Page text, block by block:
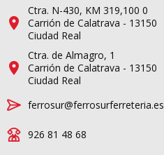
Ctra. N-430, KM 319,100 0
Carrión de Calatrava - 13150
Ciudad Real
Ctra. de Almagro, 1
Carrión de Calatrava - 13150
Ciudad Real
ferrosur@ferrosurferreteria.es
926 81 48 68